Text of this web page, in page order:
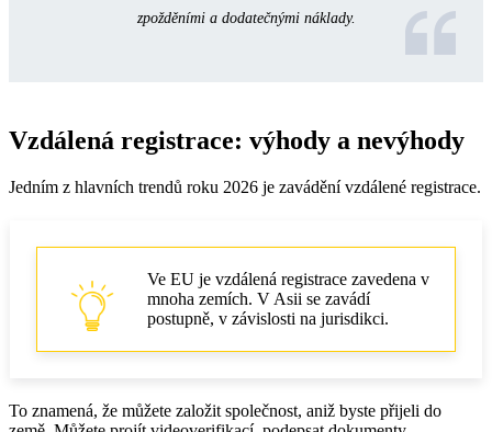
zpožděními a dodatečnými náklady.
Vzdálená registrace: výhody a nevýhody
Jedním z hlavních trendů roku 2026 je zavádění vzdálené registrace.
Ve EU je vzdálená registrace zavedena v
mnoha zemích. V Asii se zavádí
postupně, v závislosti na jurisdikci.
To znamená, že můžete založit společnost, aniž byste přijeli do